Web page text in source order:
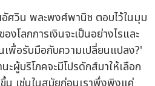
ศวิน พละพงศ์พานิช ตอบไว้ในมุม
โลกการเงินจะเป็นอย่างไรและ
เพื่อรับมือกับความเปลี่ยนแปลง?'
ะผู้บริโภคจะมีโปรดักส์มาให้เลือก